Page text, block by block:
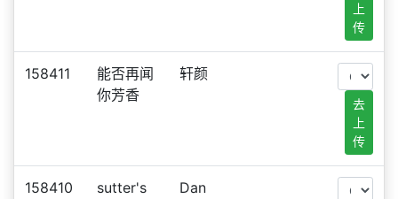
上
传
158411
能否再闻
你芳香
轩颜
去
上
传
158410
sutter's
Dan